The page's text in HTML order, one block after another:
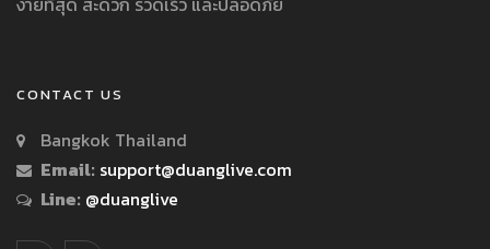
CONTACT US
Bangkok Thailand
Email: support@duanglive.com
Line: @duanglive